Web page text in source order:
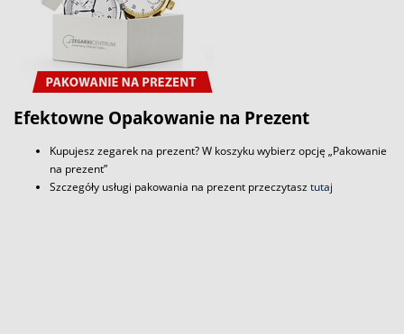
Efektowne Opakowanie na Prezent
Kupujesz zegarek na prezent? W koszyku wybierz opcję „Pakowanie
na prezent”
Szczegóły usługi pakowania na prezent przeczytasztutaj